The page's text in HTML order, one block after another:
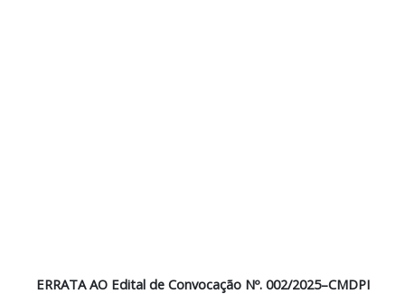
ERRATA AO Edital de Convocação Nº. 002/2025–CMDPI